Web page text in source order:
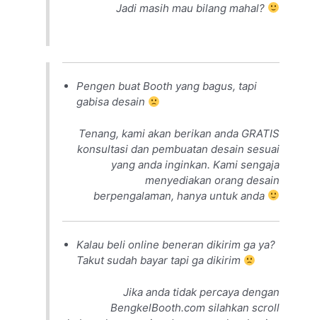
Jadi masih mau bilang mahal?
Pengen buat Booth yang bagus, tapi
gabisa desain
Tenang, kami akan berikan anda GRATIS
konsultasi dan pembuatan desain sesuai
yang anda inginkan. Kami sengaja
menyediakan orang desain
berpengalaman, hanya untuk anda
Kalau beli online beneran dikirim ga ya?
Takut sudah bayar tapi ga dikirim
Jika anda tidak percaya dengan
BengkelBooth.com silahkan scroll